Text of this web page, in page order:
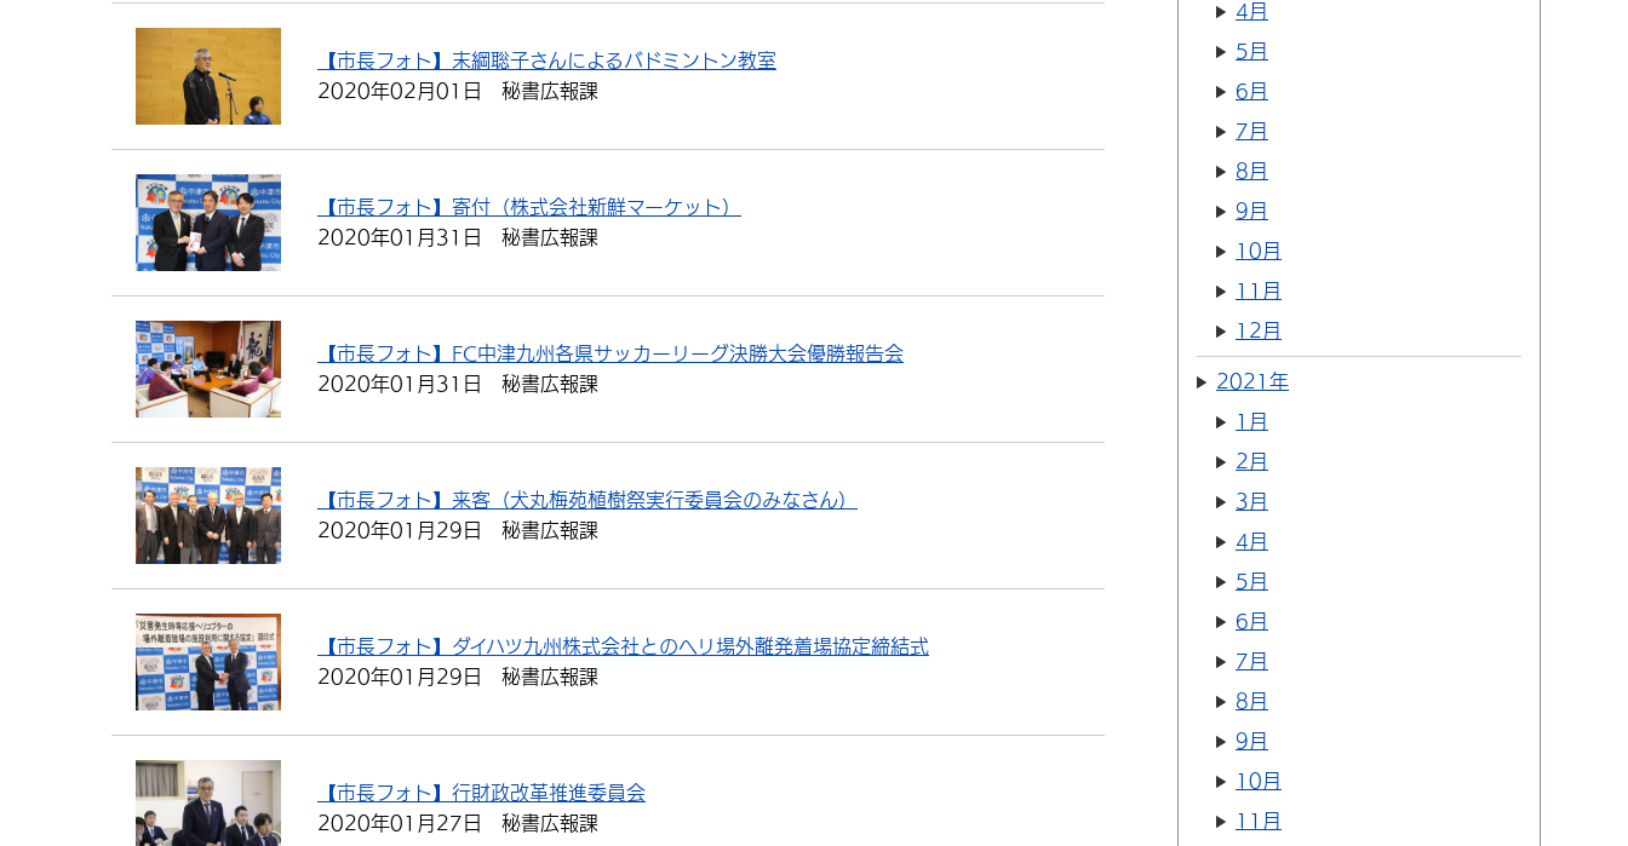
【市長フォト】末綱聡子さんによるバドミントン教室
2020年02月01日
秘書広報課
【市長フォト】寄付（株式会社新鮮マーケット）
2020年01月31日
秘書広報課
【市長フォト】FC中津九州各県サッカーリーグ決勝大会優勝報告会
2020年01月31日
秘書広報課
【市長フォト】来客（犬丸梅苑植樹祭実行委員会のみなさん）
2020年01月29日
秘書広報課
【市長フォト】ダイハツ九州株式会社とのヘリ場外離発着場協定締結式
2020年01月29日
秘書広報課
【市長フォト】行財政改革推進委員会
2020年01月27日
秘書広報課
4月
5月
6月
7月
8月
9月
10月
11月
12月
2021年
1月
2月
3月
4月
5月
6月
7月
8月
9月
10月
11月